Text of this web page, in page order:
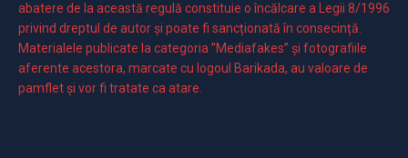
abatere de la această regulă constituie o încălcare a Legii 8/1996
privind dreptul de autor și poate fi sancționată în consecință.
Materialele publicate la categoria ”Mediafakes” și fotografiile
aferente acestora, marcate cu logoul Barikada, au valoare de
pamflet și vor fi tratate ca atare.